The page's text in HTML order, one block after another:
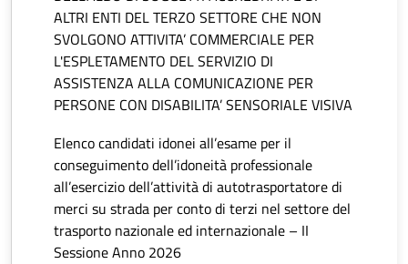
ALTRI ENTI DEL TERZO SETTORE CHE NON
SVOLGONO ATTIVITA’ COMMERCIALE PER
L'ESPLETAMENTO DEL SERVIZIO DI
ASSISTENZA ALLA COMUNICAZIONE PER
PERSONE CON DISABILITA’ SENSORIALE VISIVA
Elenco candidati idonei all’esame per il
conseguimento dell’idoneità professionale
all’esercizio dell’attività di autotrasportatore di
merci su strada per conto di terzi nel settore del
trasporto nazionale ed internazionale – II
Sessione Anno 2026